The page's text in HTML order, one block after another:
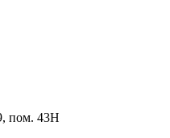
пом. 43Н